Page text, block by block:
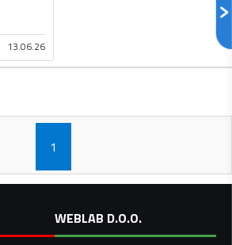
13.06.26
1
WEBLAB D.O.O.